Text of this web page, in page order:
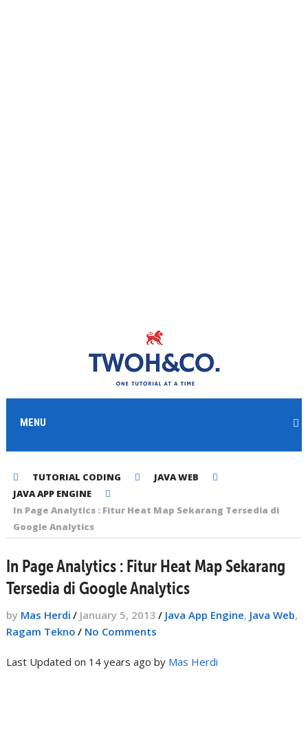
MENU
TUTORIAL CODING
JAVA WEB
JAVA APP ENGINE
In Page Analytics : Fitur Heat Map Sekarang Tersedia di
Google Analytics
In Page Analytics : Fitur Heat Map Sekarang
Tersedia di Google Analytics
by Mas Herdi / January 5, 2013 / Java App Engine, Java Web,
Ragam Tekno / No Comments
Last Updated on 14 years ago by Mas Herdi